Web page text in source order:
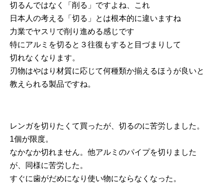
切るんではなく「削る」ですよね、これ
日本人の考える「切る」とは根本的に違いますね
力業でヤスリで削り進める感じです
特にアルミを切ると３往復もすると目づまりして
切れなくなります。
刃物はやはり材質に応じて何種類か揃えるほうが良いと
教えられる製品ですね。
レンガを切りたくて買ったが、切るのに苦労しました。
1個が限度。
なかなか切れません。他アルミのパイプを切りました
が、同様に苦労した。
すぐに歯がだめになり使い物にならなくなった。